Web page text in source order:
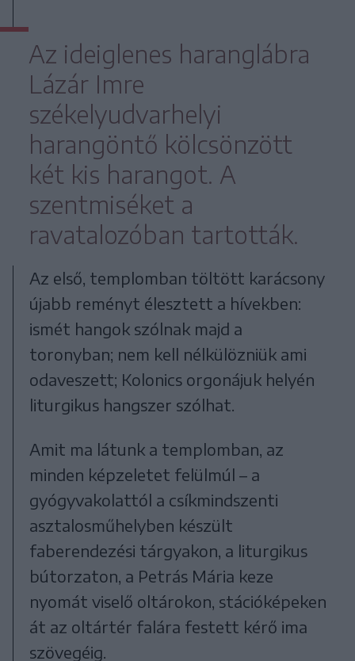
Az ideiglenes haranglábra
Lázár Imre
székelyudvarhelyi
harangöntő kölcsönzött
két kis harangot. A
szentmiséket a
ravatalozóban tartották.
Az első, templomban töltött karácsony
újabb reményt élesztett a hívekben:
ismét hangok szólnak majd a
toronyban; nem kell nélkülözniük ami
odaveszett; Kolonics orgonájuk helyén
liturgikus hangszer szólhat.
Amit ma látunk a templomban, az
minden képzeletet felülmúl – a
gyógyvakolattól a csíkmindszenti
asztalosműhelyben készült
faberendezési tárgyakon, a liturgikus
bútorzaton, a Petrás Mária keze
nyomát viselő oltárokon, stációképeken
át az oltártér falára festett kérő ima
szövegéig.